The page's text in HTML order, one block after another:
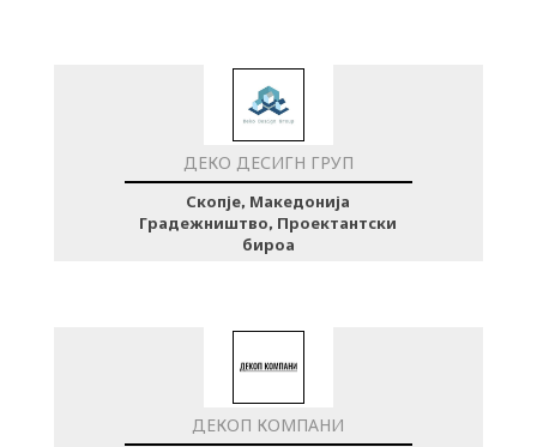
ДЕКО ДЕСИГН ГРУП
Скопје, Македонија
Градежништво, Проектантски
бироа
ДЕКОП КОМПАНИ